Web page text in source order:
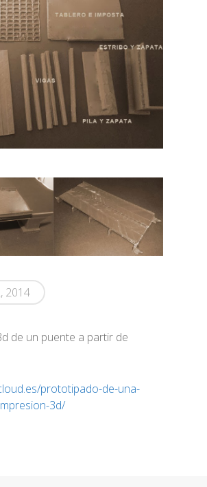
2014
de un puente a partir de
prototipado-de-una-
3d/